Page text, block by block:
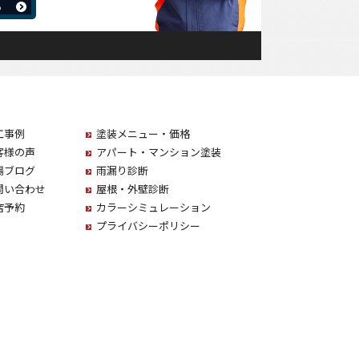
事例
様の声
ブログ
い合わせ
予約
塗装メニュー・価格
アパート・マンション塗装
雨漏り診断
屋根・外壁診断
カラーシミュレーション
プライバシーポリシー